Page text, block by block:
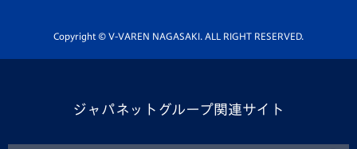
ホームタウン活動
Copyright © V-VAREN NAGASAKI. ALL RIGHT RESERVED.
ジャパネットグループ関連サイト